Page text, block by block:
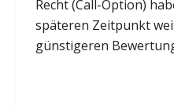
Recht (Call-Option)
späteren Zeitpunkt
günstigeren